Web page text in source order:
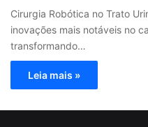
Cirurgia Robótica no Trato
inovações mais notáveis no
transformando…
Leia mais »